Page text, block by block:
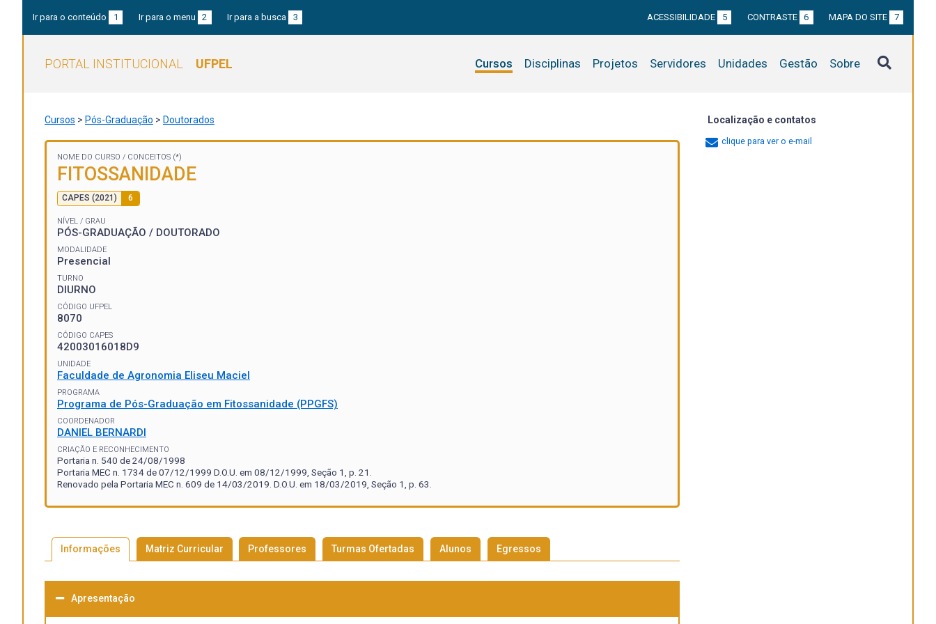
Ir para o conteúdo 1 Ir para o menu 2 Ir para a busca 3 ACESSIBILIDADE 5 CONTRASTE 6 MAPA DO SITE 7
PORTAL INSTITUCIONAL UFPEL Cursos Disciplinas Projetos Servidores Unidades Gestão Sobre
Cursos > Pós-Graduação > Doutorados
NOME DO CURSO / CONCEITOS (*)
FITOSSANIDADE
CAPES (2021) 6
NÍVEL / GRAU
PÓS-GRADUAÇÃO / DOUTORADO
MODALIDADE
Presencial
TURNO
DIURNO
CÓDIGO UFPEL
8070
CÓDIGO CAPES
42003016018D9
UNIDADE
Faculdade de Agronomia Eliseu Maciel
PROGRAMA
Programa de Pós-Graduação em Fitossanidade (PPGFS)
COORDENADOR
DANIEL BERNARDI
CRIAÇÃO E RECONHECIMENTO
Portaria n. 540 de 24/08/1998
Portaria MEC n. 1734 de 07/12/1999 D.O.U. em 08/12/1999, Seção 1, p. 21.
Renovado pela Portaria MEC n. 609 de 14/03/2019. D.O.U. em 18/03/2019, Seção 1, p. 63.
Informações Matriz Curricular Professores Turmas Ofertadas Alunos Egressos
Apresentação
Localização e contatos
clique para ver o e-mail